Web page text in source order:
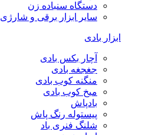
دستگاه سنباده زن
سایر ابزار برقی و شارژی
ابزار بادی
آچار بکس بادی
جغجغه بادی
منگنه کوب بادی
میخ کوب بادی
بادپاش
پیستوله رنگ پاش
شلنگ فنری باد